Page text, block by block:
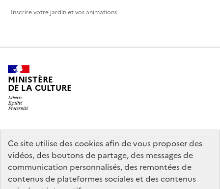
Ce site utilise des cookies afin de vous proposer des
vidéos, des boutons de partage, des messages de
communication personnalisés, des remontées de
contenus de plateformes sociales et des contenus
Inscrire votre jardin et vos animations
MINISTÈRE
DE LA CULTURE
legifrance.gouv.fr
info.gouv.fr
service-public.gouv.fr
data.gouv.fr